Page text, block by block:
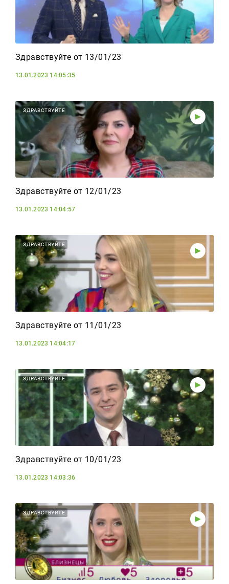
Здравствуйте от 13/01/23
13.01.2023 14:05:35
ЗДРАВСТВУЙТЕ
Здравствуйте от 12/01/23
13.01.2023 14:04:57
ЗДРАВСТВУЙТЕ
Здравствуйте от 11/01/23
13.01.2023 14:04:17
ЗДРАВСТВУЙТЕ
Здравствуйте от 10/01/23
13.01.2023 14:03:36
ЗДРАВСТВУЙТЕ